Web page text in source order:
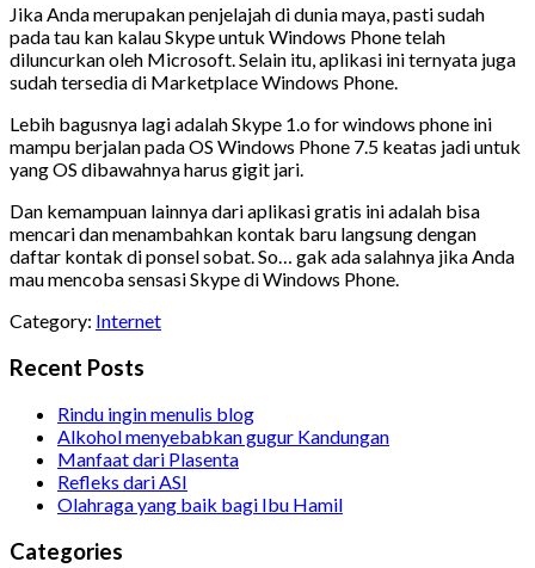
Jika Anda merupakan penjelajah di dunia maya, pasti sudah
pada tau kan kalau Skype untuk Windows Phone telah
diluncurkan oleh Microsoft. Selain itu, aplikasi ini ternyata juga
sudah tersedia di Marketplace Windows Phone.
Lebih bagusnya lagi adalah Skype 1.o for windows phone ini
mampu berjalan pada OS Windows Phone 7.5 keatas jadi untuk
yang OS dibawahnya harus gigit jari.
Dan kemampuan lainnya dari aplikasi gratis ini adalah bisa
mencari dan menambahkan kontak baru langsung dengan
daftar kontak di ponsel sobat. So… gak ada salahnya jika Anda
mau mencoba sensasi Skype di Windows Phone.
Category: Internet
Recent Posts
Rindu ingin menulis blog
Alkohol menyebabkan gugur Kandungan
Manfaat dari Plasenta
Refleks dari ASI
Olahraga yang baik bagi Ibu Hamil
Categories